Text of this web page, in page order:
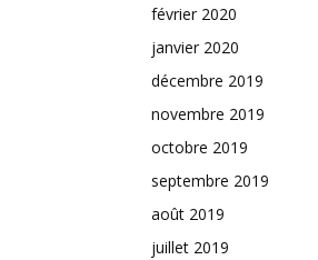
février 2020
janvier 2020
décembre 2019
novembre 2019
octobre 2019
septembre 2019
août 2019
juillet 2019